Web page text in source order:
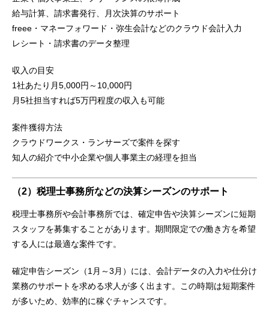
給与計算、請求書発行、月次決算のサポート
freee・マネーフォワード・弥生会計などのクラウド会計入力
レシート・請求書のデータ整理
収入の目安
1社あたり月5,000円～10,000円
月5社担当すれば5万円程度の収入も可能
案件獲得方法
クラウドワークス・ランサーズで案件を探す
知人の紹介で中小企業や個人事業主の経理を担当
（2）税理士事務所などの決算シーズンのサポート
税理士事務所や会計事務所では、確定申告や決算シーズンに短期
スタッフを募集することがあります。期間限定での働き方を希望
する人には最適な案件です。
確定申告シーズン（1月～3月）には、会計データの入力や仕分け
業務のサポートを求める求人が多く出ます。この時期は短期案件
が多いため、効率的に稼ぐチャンスです。